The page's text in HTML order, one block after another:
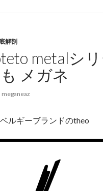
解剖
metalシリ
メガネ
meganeaz
ベルギーブランドのtheo